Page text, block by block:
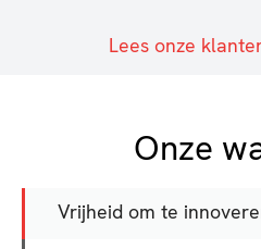
Lees onze
Onze
Vrijheid om te